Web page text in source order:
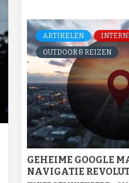
ARTIKELEN
OUTDOOR & REIZEN
GEHEIME GOOGLE
NAVIGATIE